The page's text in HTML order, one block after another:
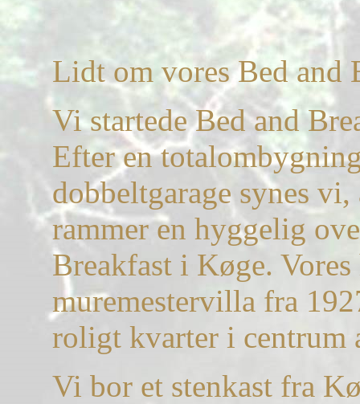
Lidt om vores Bed and
Vi startede Bed and
Efter en
dobbeltgarage synes
rammer en hyggelig
Breakfast i Køge.
muremestervilla fra
roligt kvarter i centrum
Vi bor et stenkast fra